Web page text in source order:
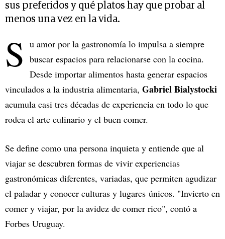
sus preferidos y qué platos hay que probar al
menos una vez en la vida.
S u amor por la gastronomía lo impulsa a siempre
buscar espacios para relacionarse con la cocina.
Desde importar alimentos hasta generar espacios
vinculados a la industria alimentaria, Gabriel Bialystocki
acumula casi tres décadas de experiencia en todo lo que
rodea el arte culinario y el buen comer.
Se define como una persona inquieta y entiende que al
viajar se descubren formas de vivir experiencias
gastronómicas diferentes, variadas, que permiten agudizar
el paladar y conocer culturas y lugares únicos. "Invierto en
comer y viajar, por la avidez de comer rico", contó a
Forbes Uruguay.